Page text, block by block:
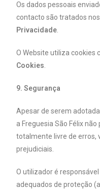
Os dados pessoais
contacto são tratados
Privacidade
O Website utiliza cookies
Cookies
9. Segurança
Apesar de serem
a Freguesia São Félix
totalmente livre de erros,
prejudiciais.
O utilizador é
adequados de proteção